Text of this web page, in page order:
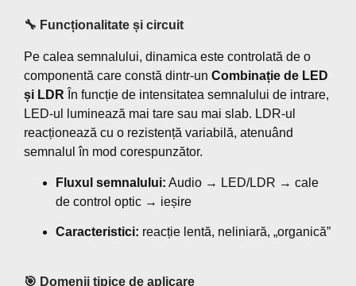
🔧 Funcționalitate și circuit
Pe calea semnalului, dinamica este controlată de o
componentă care constă dintr-un Combinație de LED
și LDR În funcție de intensitatea semnalului de intrare,
LED-ul luminează mai tare sau mai slab. LDR-ul
reacționează cu o rezistență variabilă, atenuând
semnalul în mod corespunzător.
Fluxul semnalului: Audio → LED/LDR → cale
de control optic → ieșire
Caracteristici: reacție lentă, neliniară, „organică”
🎯 Domenii tipice de aplicare